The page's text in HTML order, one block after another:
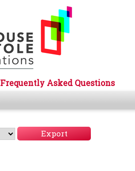
Frequently Asked Questions